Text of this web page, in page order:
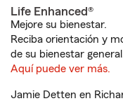
Life Enhanced®
Mejore su bienestar.
Reciba orientación y
de su bienestar
Aquí puede ver más.
Jamie Detten en